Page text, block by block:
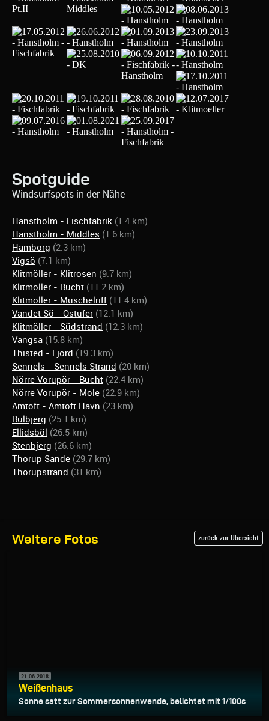
Spotguide
Windsurfspots in der Nähe
Hanstholm - Fischfabrik (1.4 km)
Hanstholm - Middles (1.6 km)
Hamborg (2.3 km)
Vigsö (7.1 km)
Klitmöller - Klitrosen (9.7 km)
Klitmöller - Bucht (11.2 km)
Klitmöller - Muschelriff (11.4 km)
Vandet Sö - Ostufer (12.1 km)
Klitmöller - Südstrand (12.3 km)
Vangsa (15.8 km)
Thisted - Fjord (19.3 km)
Sennels - Sennels Strand (20 km)
Nörre Vorupör - Bucht (22.4 km)
Nörre Vorupör - Mole (22.9 km)
Amtoft - Amtoft Havn (23 km)
Bulbjerg (25.1 km)
Ellidsböl (26.5 km)
Stenbjerg (26.6 km)
Thorup Sande (29.7 km)
Thorupstrand (31 km)
Weitere Fotos zurück zur Übersicht
21.06.2018
Weißenhaus
Sonne satt zur Sommersonnenwende, belichtet mit 1/100s